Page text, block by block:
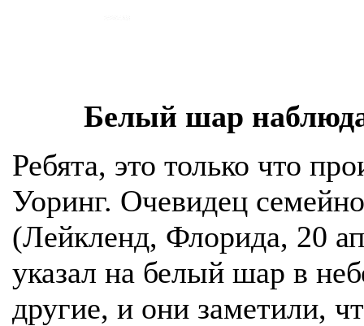
Белый шар
Ребята, это только что
Уоринг. Очевидец
(Лейкленд, Флорида, 20
указал на белый шар в
другие, и они заметили,